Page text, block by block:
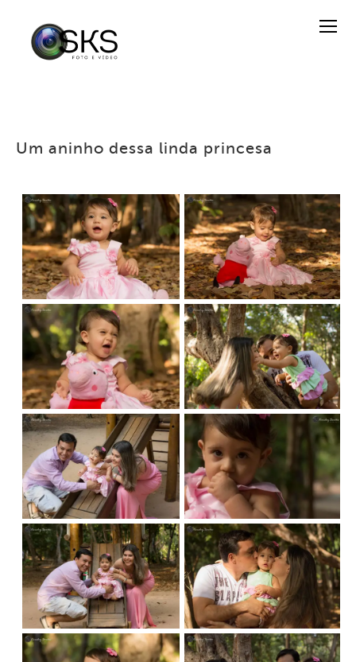
Um aninho dessa linda princesa